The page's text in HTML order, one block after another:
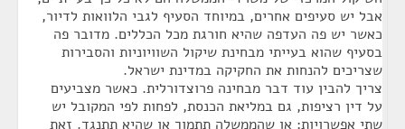
אבל יש סעיפים אחרים, במיוחד הסעיף לגבי הלוואות לדיור,
כאשר יש פה העדפה שהיא חורגת מכל הכללים. מדובר פה
בסעיף שהוא בעייתי מבחינת שיקול השוויוניות והסבירות
שצריכים להנחות את החקיקה במדינת ישראל.
צריך להבין עוד דבר מבחינה פרוצדורלית. כאשר מצביעים
על דין רציפות, גם במליאת הכנסת, לפחות לפי המקובל יש
שתי אפשרויות: או שהממשלה תתמוך או שהיא תתנגד. זאת